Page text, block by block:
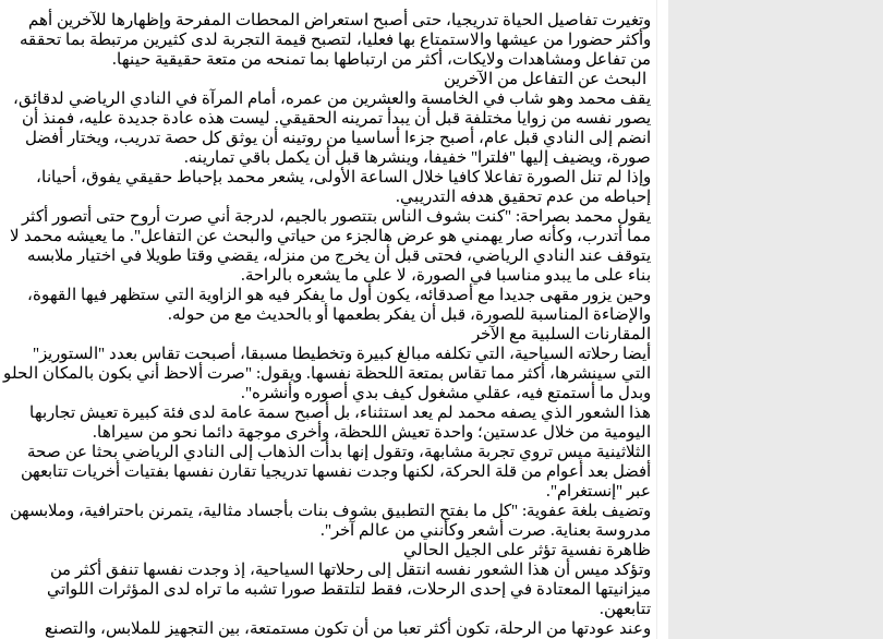
وتغيرت تفاصيل الحياة تدريجيا، حتى أصبح استعراض المحطات المفرحة وإظهارها للآخرين أهم
وأكثر حضورا من عيشها والاستمتاع بها فعليا، لتصبح قيمة التجربة لدى كثيرين مرتبطة بما تحققه
من تفاعل ومشاهدات ولايكات، أكثر من ارتباطها بما تمنحه من متعة حقيقية حينها.
البحث عن التفاعل من الآخرين
يقف محمد وهو شاب في الخامسة والعشرين من عمره، أمام المرآة في النادي الرياضي لدقائق،
يصور نفسه من زوايا مختلفة قبل أن يبدأ تمرينه الحقيقي. ليست هذه عادة جديدة عليه، فمنذ أن
انضم إلى النادي قبل عام، أصبح جزءا أساسيا من روتينه أن يوثق كل حصة تدريب، ويختار أفضل
صورة، ويضيف إليها "فلترا" خفيفا، وينشرها قبل أن يكمل باقي تمارينه.
وإذا لم تنل الصورة تفاعلا كافيا خلال الساعة الأولى، يشعر محمد بإحباط حقيقي يفوق، أحيانا،
إحباطه من عدم تحقيق هدفه التدريبي.
يقول محمد بصراحة: "كنت بشوف الناس بتتصور بالجيم، لدرجة أني صرت أروح حتى أتصور أكثر
مما أتدرب، وكأنه صار يهمني هو عرض هالجزء من حياتي والبحث عن التفاعل". ما يعيشه محمد لا
يتوقف عند النادي الرياضي، فحتى قبل أن يخرج من منزله، يقضي وقتا طويلا في اختيار ملابسه
بناء على ما يبدو مناسبا في الصورة، لا على ما يشعره بالراحة.
وحين يزور مقهى جديدا مع أصدقائه، يكون أول ما يفكر فيه هو الزاوية التي ستظهر فيها القهوة،
والإضاءة المناسبة للصورة، قبل أن يفكر بطعمها أو بالحديث مع من حوله.
المقارنات السلبية مع الآخر
أيضا رحلاته السياحية، التي تكلفه مبالغ كبيرة وتخطيطا مسبقا، أصبحت تقاس بعدد "الستوريز"
التي سينشرها، أكثر مما تقاس بمتعة اللحظة نفسها. ويقول: "صرت ألاحظ أني بكون بالمكان الحلو
وبدل ما أستمتع فيه، عقلي مشغول كيف بدي أصوره وأنشره".
هذا الشعور الذي يصفه محمد لم يعد استثناء، بل أصبح سمة عامة لدى فئة كبيرة تعيش تجاربها
اليومية من خلال عدستين؛ واحدة تعيش اللحظة، وأخرى موجهة دائما نحو من سيراها.
الثلاثينية ميس تروي تجربة مشابهة، وتقول إنها بدأت الذهاب إلى النادي الرياضي بحثا عن صحة
أفضل بعد أعوام من قلة الحركة، لكنها وجدت نفسها تدريجيا تقارن نفسها بفتيات أخريات تتابعهن
عبر "إنستغرام".
وتضيف بلغة عفوية: "كل ما بفتح التطبيق بشوف بنات بأجساد مثالية، يتمرنن باحترافية، وملابسهن
مدروسة بعناية. صرت أشعر وكأنني من عالم آخر".
ظاهرة نفسية تؤثر على الجيل الحالي
وتؤكد ميس أن هذا الشعور نفسه انتقل إلى رحلاتها السياحية، إذ وجدت نفسها تنفق أكثر من
ميزانيتها المعتادة في إحدى الرحلات، فقط لتلتقط صورا تشبه ما تراه لدى المؤثرات اللواتي
تتابعهن.
وعند عودتها من الرحلة، تكون أكثر تعبا من أن تكون مستمتعة، بين التجهيز للملابس، والتصنع